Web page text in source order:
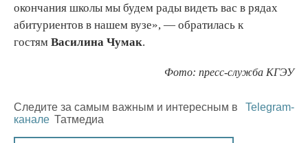
окончания школы мы будем рады видеть вас в рядах
абитуриентов в нашем вузе», — обратилась к
гостям Василина Чумак.
Фото: пресс-служба КГЭУ
Следите за самым важным и интересным в
Telegram-
канале Татмедиа